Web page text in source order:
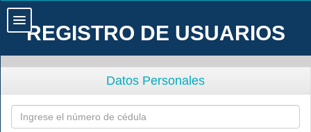
REGISTRO DE USUARIOS
Datos Personales